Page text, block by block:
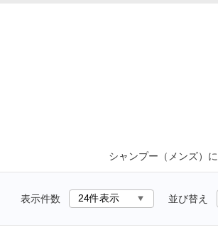
シャンプー（メンズ）
表示件数 並び替え